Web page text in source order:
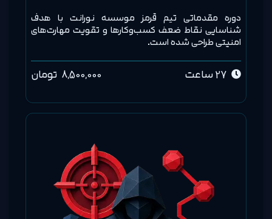
دوره مقدماتی تیم قرمز موسسه نورانت با هدف
شناسایی نقاط ضعف کسب‌وکارها و تقویت مهارت‌های
امنیتی طراحی شده است.
27 ساعت 8,500,000 تومان